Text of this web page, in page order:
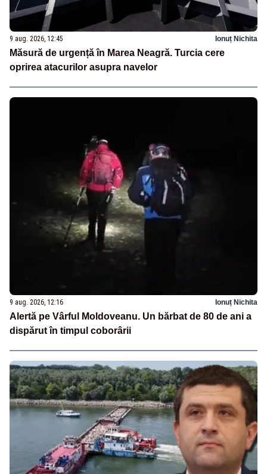
9 aug. 2026, 12:45 Ionuț Nichita
Măsură de urgență în Marea Neagră. Turcia cere
oprirea atacurilor asupra navelor
9 aug. 2026, 12:16 Ionuț Nichita
Alertă pe Vârful Moldoveanu. Un bărbat de 80 de ani a
dispărut în timpul coborârii